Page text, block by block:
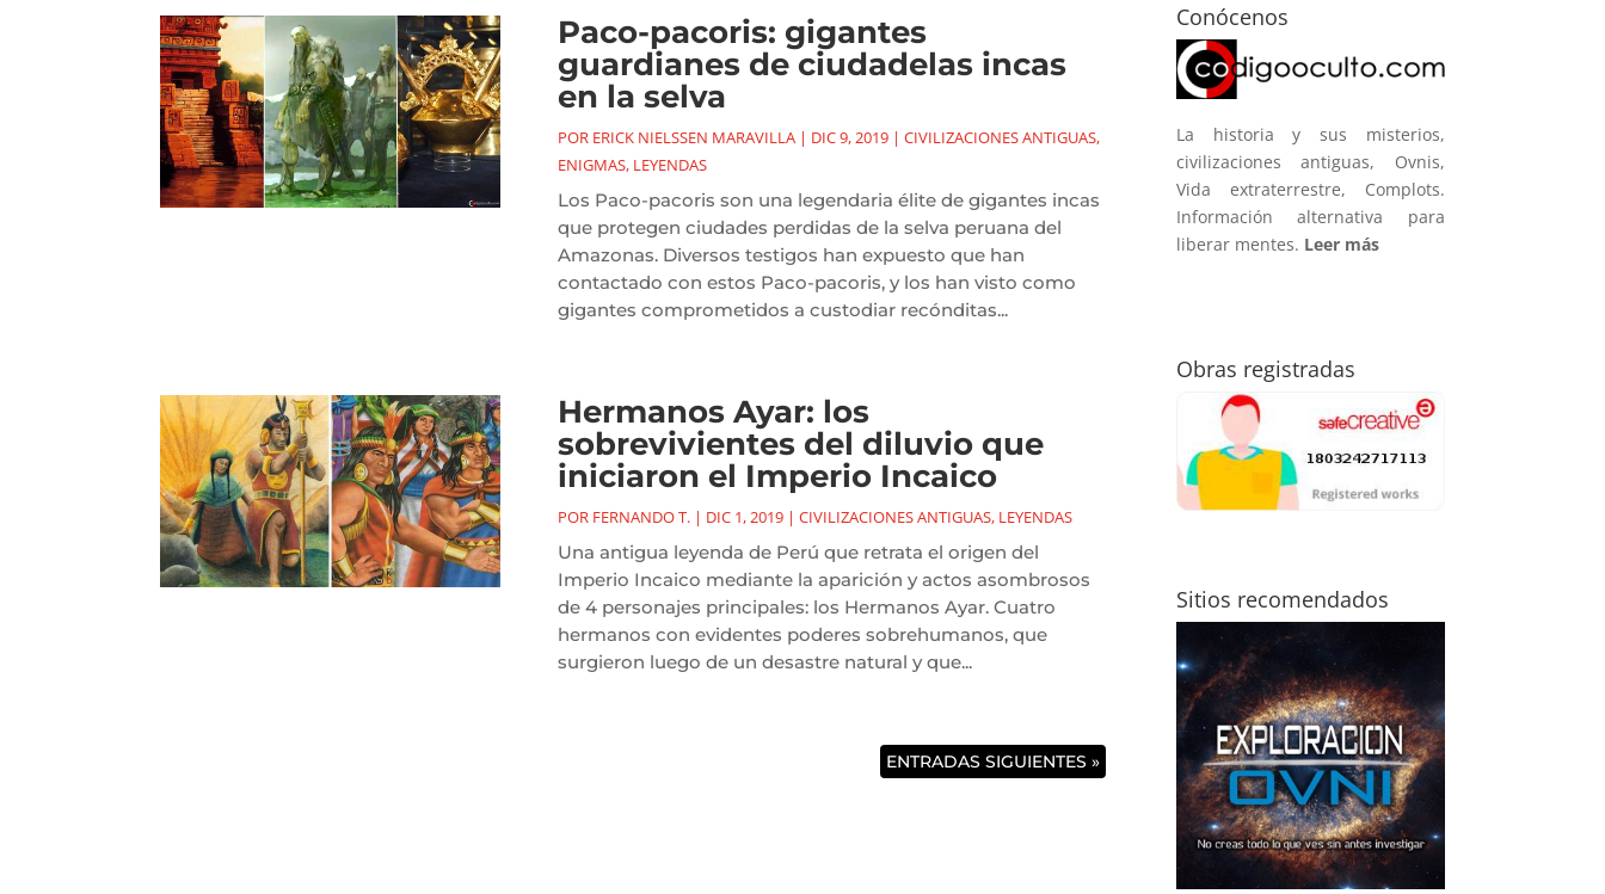
Paco-pacoris: gigantes
guardianes de ciudadelas incas
en la selva
POR ERICK NIELSSEN MARAVILLA| DIC 9, 2019| CIVILIZACIONES ANTIGUAS,
ENIGMAS, LEYENDAS
Los Paco-pacoris son una legendaria élite de gigantes incas
que protegen ciudades perdidas de la selva peruana del
Amazonas. Diversos testigos han expuesto que han
contactado con estos Paco-pacoris, y los han visto como
gigantes comprometidos a custodiar recónditas...
Hermanos Ayar: los
sobrevivientes del diluvio que
iniciaron el Imperio Incaico
POR FERNANDO T.| DIC 1, 2019| CIVILIZACIONES ANTIGUAS, LEYENDAS
Una antigua leyenda de Perú que retrata el origen del
Imperio Incaico mediante la aparición y actos asombrosos
de 4 personajes principales: los Hermanos Ayar. Cuatro
hermanos con evidentes poderes sobrehumanos, que
surgieron luego de un desastre natural y que...
ENTRADAS SIGUIENTES »
Conócenos
La historia y sus misterios,
civilizaciones antiguas, Ovnis,
Vida extraterrestre, Complots.
Información alternativa para
liberar mentes. Leer más
Obras registradas
Sitios recomendados